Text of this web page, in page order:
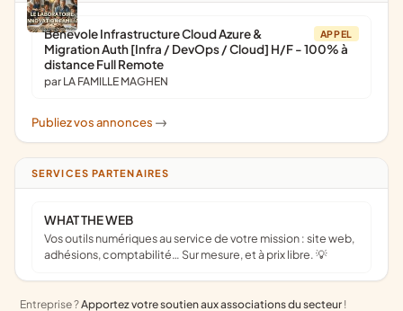
APPEL
Bénévole Infrastructure Cloud Azure &
Migration Auth [Infra / DevOps / Cloud] H/F - 100% à
distance Full Remote
par LA FAMILLE MAGHEN
Publiez vos annonces ->
SERVICES PARTENAIRES
WHAT THE WEB
Vos outils numériques au service de votre mission : site web,
adhésions, comptabilité… Sur mesure, et à prix libre. 💡
Entreprise ?Apportez votre soutien aux associations du secteur !